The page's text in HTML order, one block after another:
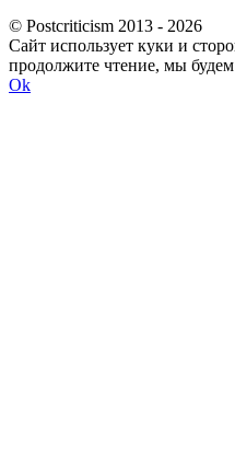
© Postcriticism 2013 - 2026
Сайт использует куки и
продолжите чтение, мы будем
Ok